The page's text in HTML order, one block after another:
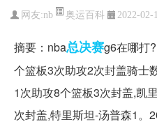
网友:nb 奥运百科 2022-02-
摘要：nba总决赛g6在哪打
个篮板3次助攻2次封盖骑士
1次助攻8个篮板3次封盖,凯
次封盖,特里斯坦-汤普森1。